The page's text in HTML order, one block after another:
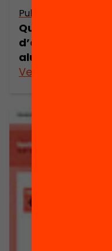
Publicació
Quin impacte
d’orientació i
alumnes?
Veure’n més